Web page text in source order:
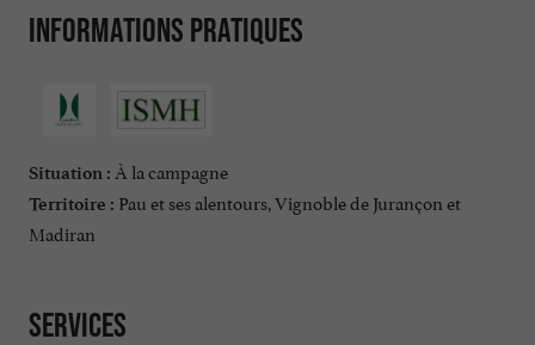
Informations pratiques
Situation : À la campagne
Territoire : Pau et ses alentours, Vignoble de Jurançon et
Madiran
Services